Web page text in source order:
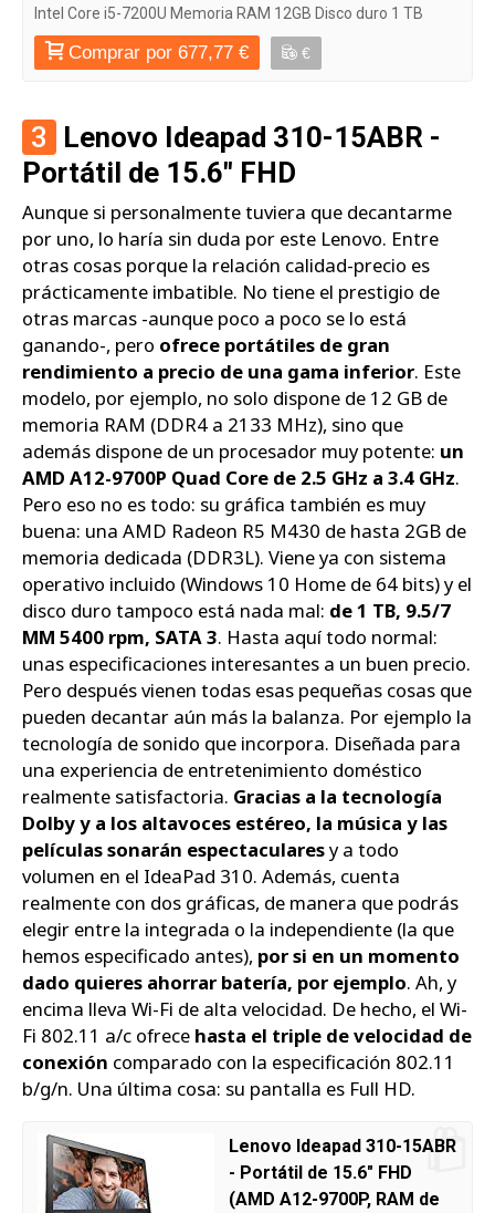
Intel Core i5-7200U Memoria RAM 12GB Disco duro 1 TB
Comprar por 677,77 € €
3 Lenovo Ideapad 310-15ABR -
Portátil de 15.6" FHD
Aunque si personalmente tuviera que decantarme
por uno, lo haría sin duda por este Lenovo. Entre
otras cosas porque la relación calidad-precio es
prácticamente imbatible. No tiene el prestigio de
otras marcas -aunque poco a poco se lo está
ganando-, pero ofrece portátiles de gran
rendimiento a precio de una gama inferior. Este
modelo, por ejemplo, no solo dispone de 12 GB de
memoria RAM (DDR4 a 2133 MHz), sino que
además dispone de un procesador muy potente: un
AMD A12-9700P Quad Core de 2.5 GHz a 3.4 GHz.
Pero eso no es todo: su gráfica también es muy
buena: una AMD Radeon R5 M430 de hasta 2GB de
memoria dedicada (DDR3L). Viene ya con sistema
operativo incluido (Windows 10 Home de 64 bits) y el
disco duro tampoco está nada mal: de 1 TB, 9.5/7
MM 5400 rpm, SATA 3. Hasta aquí todo normal:
unas especificaciones interesantes a un buen precio.
Pero después vienen todas esas pequeñas cosas que
pueden decantar aún más la balanza. Por ejemplo la
tecnología de sonido que incorpora. Diseñada para
una experiencia de entretenimiento doméstico
realmente satisfactoria. Gracias a la tecnología
Dolby y a los altavoces estéreo, la música y las
películas sonarán espectacularesy a todo
volumen en el IdeaPad 310. Además, cuenta
realmente con dos gráficas, de manera que podrás
elegir entre la integrada o la independiente (la que
hemos especificado antes), por si en un momento
dado quieres ahorrar batería, por ejemplo. Ah, y
encima lleva Wi-Fi de alta velocidad. De hecho, el Wi-
Fi 802.11 a/c ofrece hasta el triple de velocidad de
conexión comparado con la especificación 802.11
b/g/n. Una última cosa: su pantalla es Full HD.
Lenovo Ideapad 310-15ABR
- Portátil de 15.6" FHD
(AMD A12-9700P, RAM de